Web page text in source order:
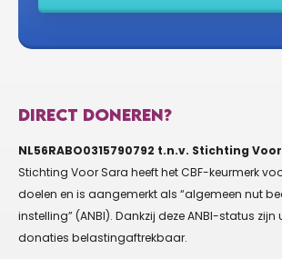
DIRECT DONEREN?
NL56RABO0315790792 t.n.v. Stichting
Stichting Voor Sara heeft het CBF-keurmerk
doelen en is aangemerkt als “algemeen nut
instelling” (ANBI). Dankzij deze ANBI-status zijn
donaties belastingaftrekbaar.